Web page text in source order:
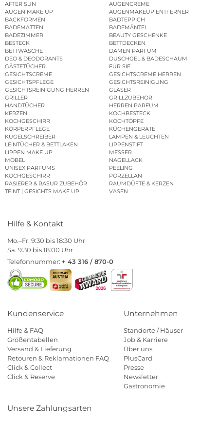
AFTER SUN
AUGENCREME
AUGEN MAKE UP
AUGENMAKEUP ENTFERNER
BACKFORMEN
BADTEPPICH
BADEMATTEN
BADEMÄNTEL
BADEZIMMER
BEAUTY GESCHENKE
BESTECK
BETTDECKEN
BETTWÄSCHE
DAMEN PARFUM
DEO & DEODORANTS
DUSCHGEL & BADESCHAUM
GÄSTETÜCHER
FÜR SIE
GESICHTSCREME
GESICHTSCREME HERREN
GESICHTSPFLEGE
GESICHTSREINIGUNG
GESICHTSREINIGUNG HERREN
GLÄSER
GRILLER
GRILLZUBEHÖR
HANDTÜCHER
HERREN PARFUM
KERZEN
KOCHBESTECK
KOCHGESCHIRR
KOCHTÖPFE
KÖRPERPFLEGE
KÜCHENGERÄTE
KUGELSCHREIBER
LAMPEN & LEUCHTEN
LEINTÜCHER & BETTLAKEN
LIPPENSTIFT
LIPPEN MAKE UP
MESSER
MÖBEL
NAGELLACK
UNISEX PARFUMS
PEELING
KOCHGESCHIRR
PORZELLAN
RASIERER & RASUR ZUBEHÖR
RAUMDÜFTE & KERZEN
TEINT | GESICHTS MAKE UP
VASEN
Hilfe & Kontakt
Mo.–Fr. 9:30 bis 18:30 Uhr
Sa. 9:30 bis 18:00 Uhr
Telefonnummer: + 43 316 / 870-0
Kundenservice
Hilfe & FAQ
Größentabellen
Versand & Lieferung
Retouren & Reklamationen FAQ
Click & Collect
Click & Reserve
Unternehmen
Standorte / Häuser
Job & Karriere
Über uns
PlusCard
Presse
Newsletter
Gastronomie
Unsere Zahlungsarten